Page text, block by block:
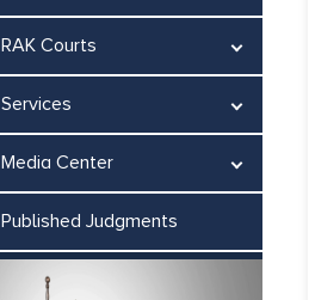
RAK Courts
Services
Media Center
Published Judgments